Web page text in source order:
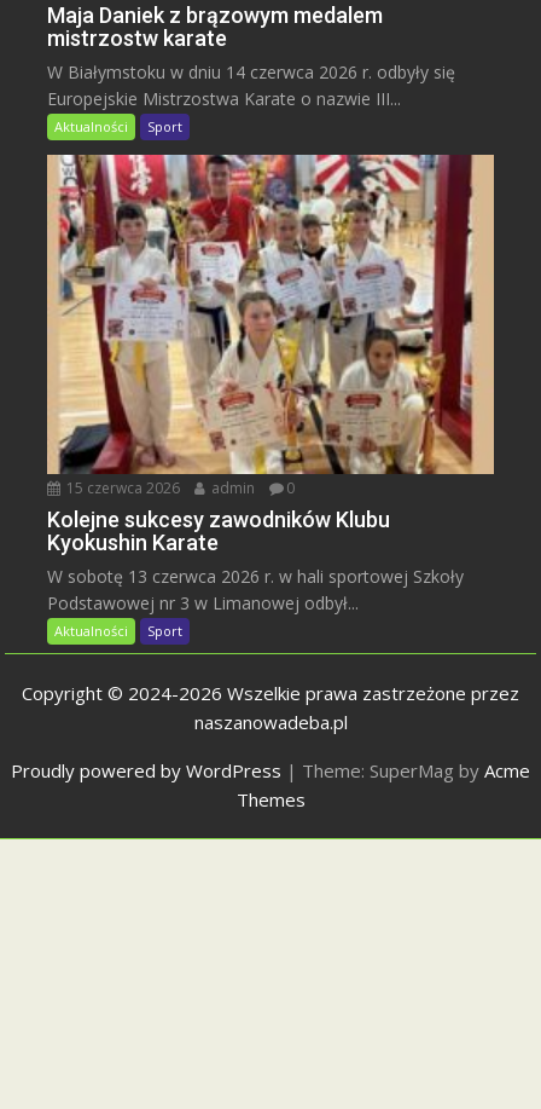
Maja Daniek z brązowym medalem
mistrzostw karate
W Białymstoku w dniu 14 czerwca 2026 r. odbyły się
Europejskie Mistrzostwa Karate o nazwie III...
Aktualności Sport
15 czerwca 2026 admin 0
Kolejne sukcesy zawodników Klubu
Kyokushin Karate
W sobotę 13 czerwca 2026 r. w hali sportowej Szkoły
Podstawowej nr 3 w Limanowej odbył...
Aktualności Sport
Copyright © 2024-2026 Wszelkie prawa zastrzeżone przez
naszanowadeba.pl
Proudly powered by WordPress | Theme: SuperMag by Acme
Themes